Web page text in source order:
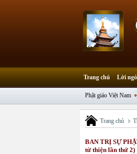
Trang chủ Lời ngỏ
Phật giáo Việt Nam
Trang chủ
BAN TRỊ SỰ
từ thiện lần thứ 2)